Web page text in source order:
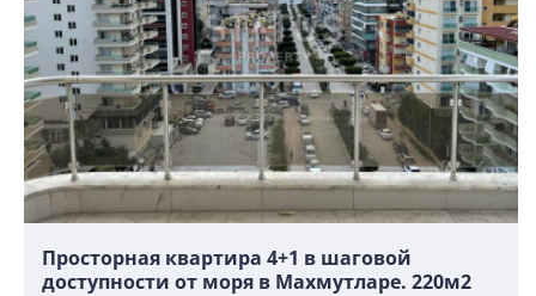
Просторная квартира 4+1 в шаговой
доступности от моря в Махмутларе. 220м2